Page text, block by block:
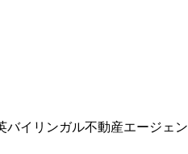
バイリンガル不動産エージェ